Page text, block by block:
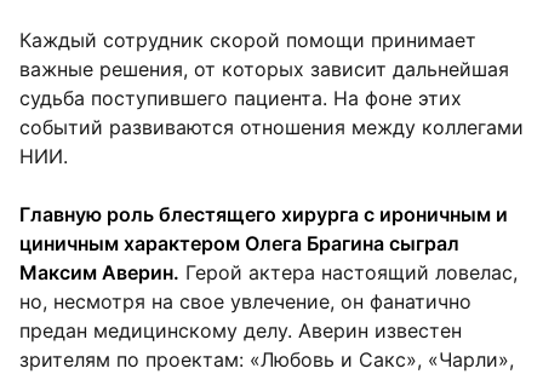
Каждый сотрудник скорой помощи принимает
важные решения, от которых зависит дальнейшая
судьба поступившего пациента. На фоне этих
событий развиваются отношения между коллегами
НИИ.
Главную роль блестящего хирурга с ироничным и
циничным характером Олега Брагина сыграл
Максим Аверин. Герой актера настоящий ловелас,
но, несмотря на свое увлечение, он фанатично
предан медицинскому делу. Аверин известен
зрителям по проектам: «Любовь и Сакс», «Чарли»,